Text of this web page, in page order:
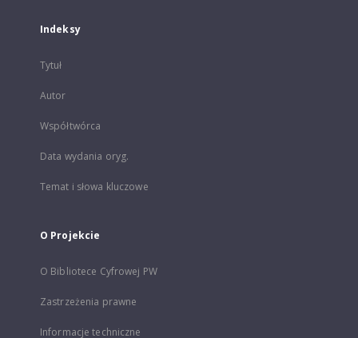
Indeksy
Tytuł
Autor
Współtwórca
Data wydania oryg.
Temat i słowa kluczowe
O Projekcie
O Bibliotece Cyfrowej PW
Zastrzeżenia prawne
Informacje techniczne